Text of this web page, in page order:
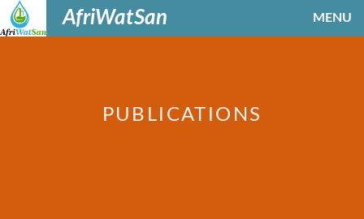
AfriWatSan MENU
PUBLICATIONS